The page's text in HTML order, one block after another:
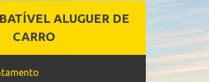
ALUGUER DE
CARRO